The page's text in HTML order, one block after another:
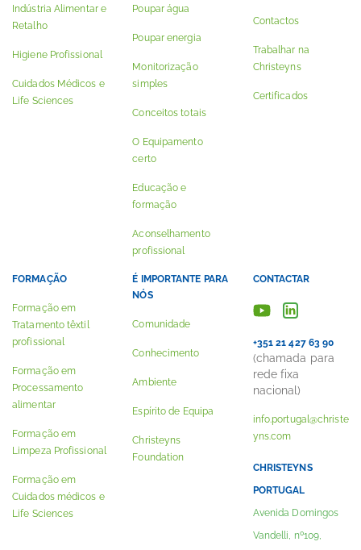
Indústria Alimentar e
Retalho
Higiene Profissional
Cuidados Médicos e
Life Sciences
Poupar água
Poupar energia
Monitorização
simples
Conceitos totais
O Equipamento
certo
Educação e
formação
Aconselhamento
profissional
Contactos
Trabalhar na
Christeyns
Certificados
FORMAÇÃO
Formação em
Tratamento têxtil
profissional
Formação em
Processamento
alimentar
Formação em
Limpeza Profissional
Formação em
Cuidados médicos e
Life Sciences
É IMPORTANTE PARA
NÓS
Comunidade
Conhecimento
Ambiente
Espírito de Equipa
Christeyns
Foundation
CONTACTAR
+351 21 427 63 90
(chamada para
rede fixa
nacional)
info.portugal@christe
yns.com
CHRISTEYNS
PORTUGAL
Avenida Domingos
Vandelli, nº109,